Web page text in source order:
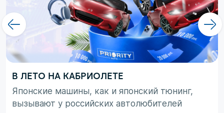
В ЛЕТО НА КАБРИОЛЕТЕ
Японские машины, как и японский тюнинг,
вызывают у российских автолюбителей